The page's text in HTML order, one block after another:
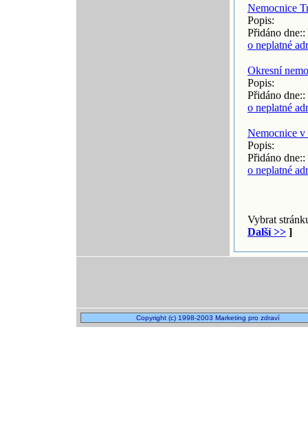
Nemocnice
Popis:
Přidáno
o neplatné
Okresní
Popis:
Přidáno
o neplatné
Nemocnice
Popis:
Přidáno
o neplatné
Vybrat
Další >> ]
Copyright (c) 1998-2003 Marketing pro zdraví